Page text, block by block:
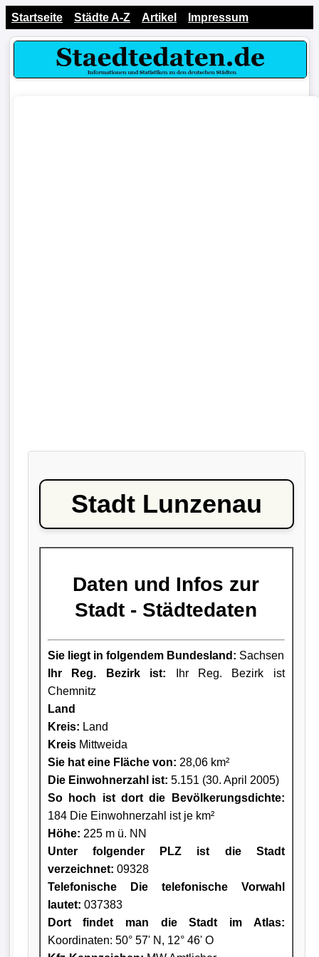
Startseite Städte A-Z Artikel Impressum
Stadt Lunzenau
Daten und Infos zur
Stadt - Städtedaten
Sie liegt in folgendem Bundesland: Sachsen
Ihr Reg. Bezirk ist: Ihr Reg. Bezirk ist
Chemnitz
Land
Kreis: Land
KreisMittweida
Sie hat eine Fläche von: 28,06 km²
Die Einwohnerzahl ist: 5.151 (30. April 2005)
So hoch ist dort die Bevölkerungsdichte:
184 Die Einwohnerzahl ist je km²
Höhe: 225 m ü. NN
Unter folgender PLZ ist die Stadt
verzeichnet: 09328
Telefonische Die telefonische Vorwahl
lautet: 037383
Dort findet man die Stadt im Atlas:
Koordinaten: 50° 57' N, 12° 46' O